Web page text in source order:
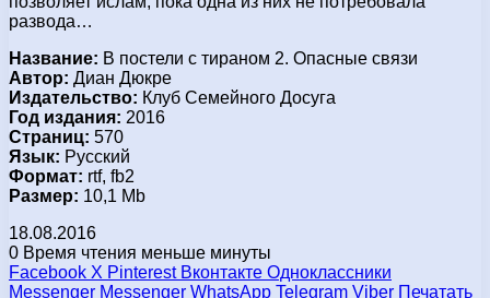
развода…
Название: В постели с тираном 2. Опасные связи
Автор: Диан Дюкре
Издательство: Клуб Семейного Досуга
Год издания: 2016
Страниц: 570
Язык: Русский
Формат: rtf, fb2
Размер: 10,1 Mb
18.08.2016
0 Время чтения меньше минуты
Facebook X Pinterest Вконтакте Одноклассники
Messenger Messenger WhatsApp Telegram Viber Печатать